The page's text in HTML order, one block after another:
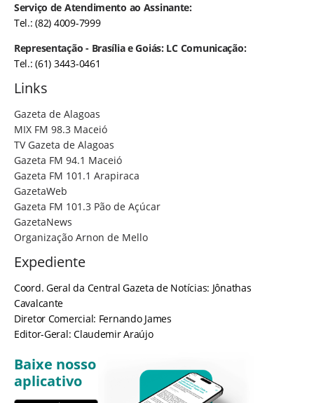
Serviço de Atendimento ao Assinante:
Tel.: (82) 4009-7999
Representação - Brasília e Goiás: LC Comunicação:
Tel.: (61) 3443-0461
Links
Gazeta de Alagoas
MIX FM 98.3 Maceió
TV Gazeta de Alagoas
Gazeta FM 94.1 Maceió
Gazeta FM 101.1 Arapiraca
GazetaWeb
Gazeta FM 101.3 Pão de Açúcar
GazetaNews
Organização Arnon de Mello
Expediente
Coord. Geral da Central Gazeta de Notícias: Jônathas
Cavalcante
Diretor Comercial: Fernando James
Editor-Geral: Claudemir Araújo
Baixe nosso
aplicativo